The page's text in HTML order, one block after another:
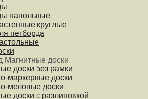
напольные
круглые
пегборда
Магнитные доски
доски без рамки
маркерные доски
меловые доски
доски с разлиновкой